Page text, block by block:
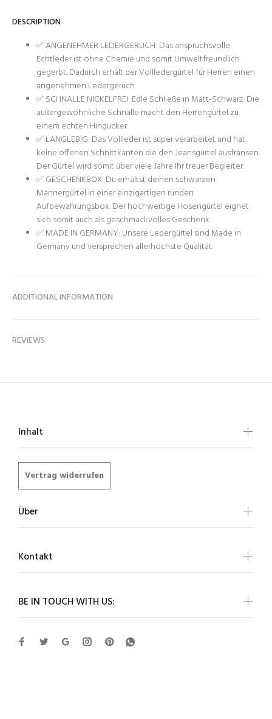
DESCRIPTION
✅ ANGENEHMER LEDERGERUCH: Das anspruchsvolle
Echtleder ist ohne Chemie und somit Umweltfreundlich
gegerbt. Dadurch erhält der Vollledergürtel für Herren einen
angenehmen Ledergeruch.
✅ SCHNALLE NICKELFREI: Edle Schließe in Matt-Schwarz. Die
außergewöhnliche Schnalle macht den Herrengürtel zu
einem echten Hingucker.
✅ LANGLEBIG: Das Vollleder ist super verarbeitet und hat
keine offenen Schnittkanten die den Jeansgürtel ausfransen.
Der Gürtel wird somit über viele Jahre Ihr treuer Begleiter.
✅ GESCHENKBOX: Du erhältst deinen schwarzen
Männergürtel in einer einzigartigen runden
Aufbewahrungsbox. Der hochwertige Hosengürtel eignet
sich somit auch als geschmackvolles Geschenk.
✅ MADE IN GERMANY: Unsere Ledergürtel sind Made in
Germany und versprechen allerhöchste Qualität.
ADDITIONAL INFORMATION
REVIEWS
BE IN TOUCH WITH US:
Inhalt
Vertrag widerrufen
Über
Kontakt